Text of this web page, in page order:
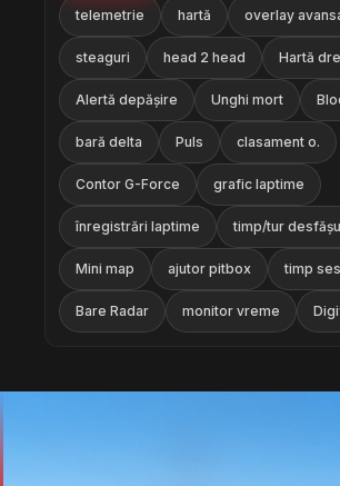
telemetrie hartă overlay
steaguri head 2 head Hartă
Alertă depășire Unghi mort
bară delta Puls clasament o.
Contor G-Force grafic laptime
înregistrări laptime timp/tur
Mini map ajutor pitbox timp
Bare Radar monitor vreme